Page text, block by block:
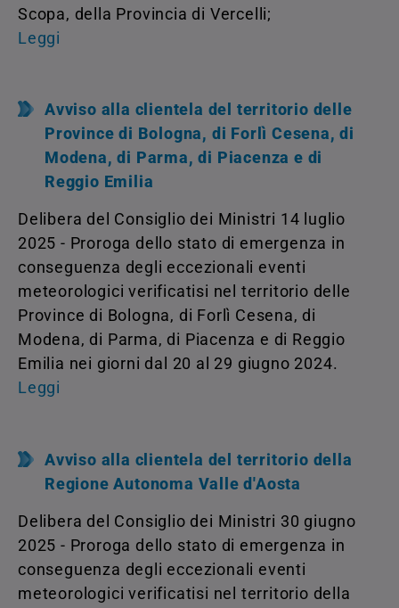
Scopa, della Provincia di Vercelli;
Leggi
Avviso alla clientela del territorio delle
Province di Bologna, di Forlì Cesena, di
Modena, di Parma, di Piacenza e di
Reggio Emilia
Delibera del Consiglio dei Ministri 14 luglio
2025 - Proroga dello stato di emergenza in
conseguenza degli eccezionali eventi
meteorologici verificatisi nel territorio delle
Province di Bologna, di Forlì Cesena, di
Modena, di Parma, di Piacenza e di Reggio
Emilia nei giorni dal 20 al 29 giugno 2024.
Leggi
Avviso alla clientela del territorio della
Regione Autonoma Valle d'Aosta
Delibera del Consiglio dei Ministri 30 giugno
2025 - Proroga dello stato di emergenza in
conseguenza degli eccezionali eventi
meteorologici verificatisi nel territorio della